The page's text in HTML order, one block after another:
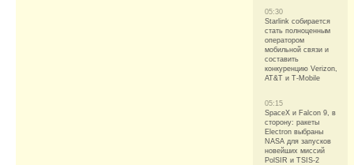
05:30
Starlink собирается
стать полноценным
оператором
мобильной связи и
составить
конкуренцию Verizon,
AT&T и T-Mobile
05:15
SpaceX и Falcon 9, в
сторону: ракеты
Electron выбраны
NASA для запусков
новейших миссий
PolSIR и TSIS-2